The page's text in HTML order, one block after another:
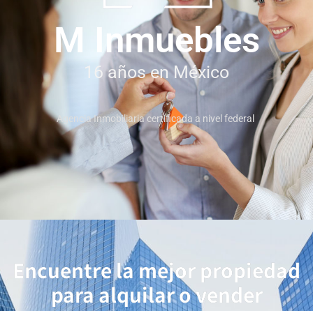
M Inmuebles
16 años en México
Agencia Inmobiliaria certificada a nivel federal
Encuentre la mejor propiedad
para alquilar o vender